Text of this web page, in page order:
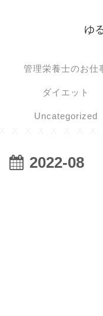
ゆ
管理栄養士のお仕
ダイエット
Uncategorized
2022-08